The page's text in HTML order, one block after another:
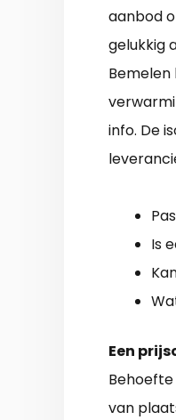
aanbod
gelukkig
Bemelen
info. De
Is
Een
van